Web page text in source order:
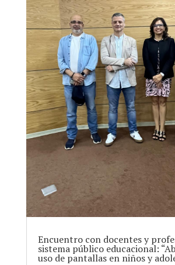
Encuentro con docentes y
sistema público educacional:
uso de pantallas en niños y